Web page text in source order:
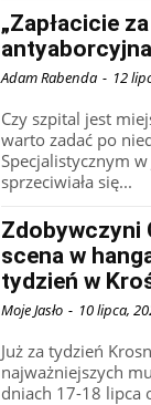
„Zapłacicie
Adam Rabenda - 12
Czy szpital jest
warto zadać po
Specjalistycznym
sprzeciwiała się...
Zdobywczyni
scena w
tydzień w
Moje Jasło - 10 lipca,
Już za tydzień
najważniejszych
dniach 17-18 lipca